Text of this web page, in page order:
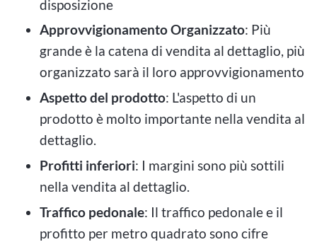
disposizione
Approvvigionamento Organizzato: Più
grande è la catena di vendita al dettaglio, più
organizzato sarà il loro approvvigionamento
Aspetto del prodotto: L'aspetto di un
prodotto è molto importante nella vendita al
dettaglio.
Profitti inferiori: I margini sono più sottili
nella vendita al dettaglio.
Traffico pedonale: Il traffico pedonale e il
profitto per metro quadrato sono cifre